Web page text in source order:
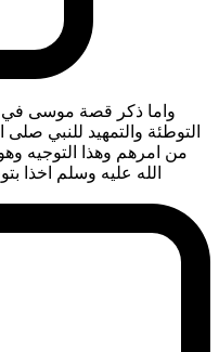
واما ذكر قصة موسى في
التوطئة والتمهيد للنبي
من امرهم وهذا التوجيه
الله عليه وسلم اخذا